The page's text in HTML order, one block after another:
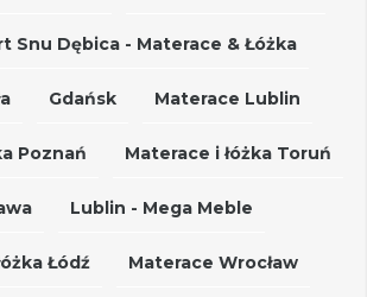
Snu Dębica - Materace & Łóżka
Gdańsk Materace Lublin
Poznań Materace i łóżka Toruń
Lublin - Mega Meble
Łódź Materace Wrocław